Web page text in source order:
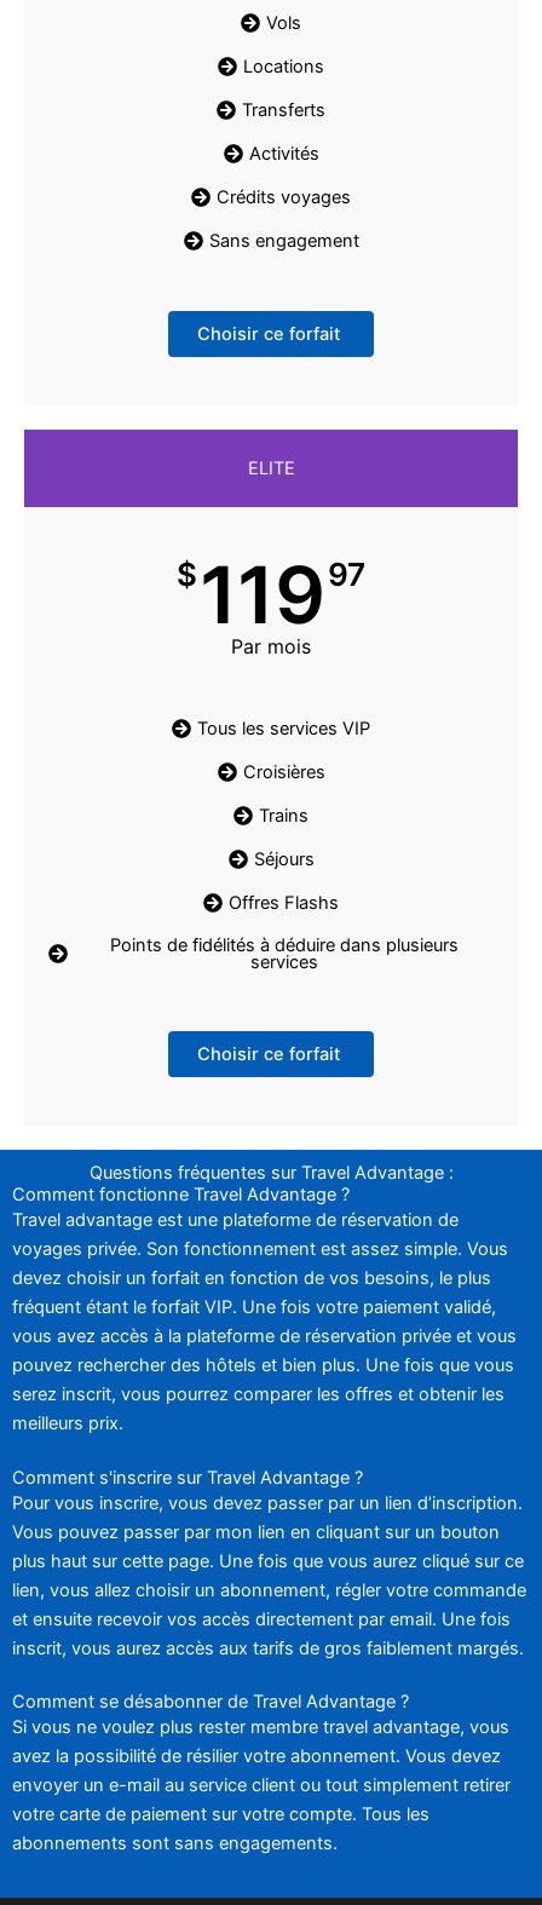
Vols
Locations
Transferts
Activités
Crédits voyages
Sans engagement
Choisir ce forfait
ELITE
$11997
Par mois
Tous les services VIP
Croisières
Trains
Séjours
Offres Flashs
Points de fidélités à déduire dans plusieurs
services
Choisir ce forfait
Questions fréquentes sur Travel Advantage :
Comment fonctionne Travel Advantage ?
Travel advantage est une plateforme de réservation de
voyages privée. Son fonctionnement est assez simple. Vous
devez choisir un forfait en fonction de vos besoins, le plus
fréquent étant le forfait VIP. Une fois votre paiement validé,
vous avez accès à la plateforme de réservation privée et vous
pouvez rechercher des hôtels et bien plus. Une fois que vous
serez inscrit, vous pourrez comparer les offres et obtenir les
meilleurs prix.
Comment s'inscrire sur Travel Advantage ?
Pour vous inscrire, vous devez passer par un lien d’inscription.
Vous pouvez passer par mon lien en cliquant sur un bouton
plus haut sur cette page. Une fois que vous aurez cliqué sur ce
lien, vous allez choisir un abonnement, régler votre commande
et ensuite recevoir vos accès directement par email. Une fois
inscrit, vous aurez accès aux tarifs de gros faiblement margés.
Comment se désabonner de Travel Advantage ?
Si vous ne voulez plus rester membre travel advantage, vous
avez la possibilité de résilier votre abonnement. Vous devez
envoyer un e-mail au service client ou tout simplement retirer
votre carte de paiement sur votre compte. Tous les
abonnements sont sans engagements.